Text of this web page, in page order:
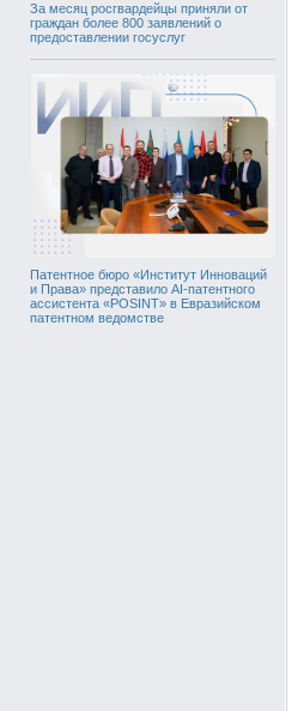
За месяц росгвардейцы приняли от
граждан более 800 заявлений о
предоставлении госуслуг
Патентное бюро «Институт Инноваций
и Права» представило AI-патентного
ассистента «POSINT» в Евразийском
патентном ведомстве